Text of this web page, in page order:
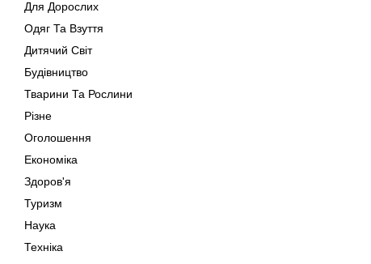
Для Дорослих
Одяг Та Взуття
Дитячий Світ
Будівництво
Тварини Та Рослини
Різне
Оголошення
Економіка
Здоров'я
Туризм
Наука
Техніка